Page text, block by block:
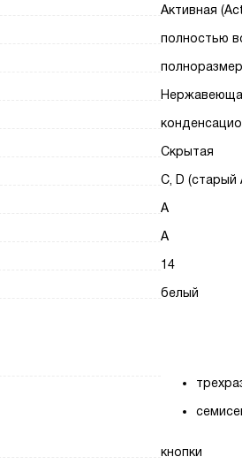
Активная
полностью
Скрытая
C, D (старый
A
A
14
белый
кнопки